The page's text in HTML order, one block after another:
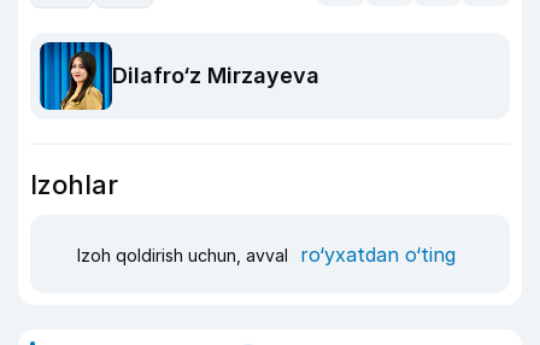
Dilafro‘z Mirzayeva
Izohlar
Izoh qoldirish uchun, avval ro‘yxatdan o‘ting